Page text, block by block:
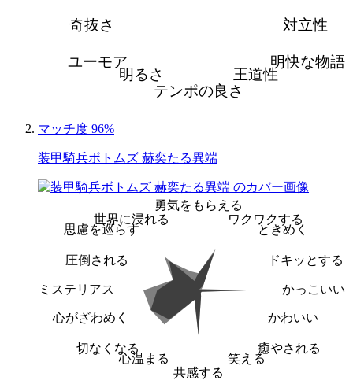
対立性
明快な物語
王道性
テンポの良さ
明るさ
ユーモア
奇抜さ
マッチ度 96%
装甲騎兵ボトムズ 赫奕たる異端
勇気をもらえる
ワクワクする
ときめく
ドキッとする
かっこいい
かわいい
癒やされる
笑える
共感する
心温まる
切なくなる
心がざわめく
ミステリアス
圧倒される
思慮を巡らす
世界に浸れる